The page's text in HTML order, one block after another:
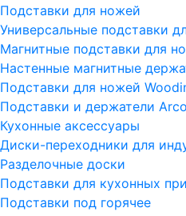
Подставки для ножей
Универсальные подставки
Магнитные подставки для
Настенные магнитные
Подставки для ножей
Подставки и держатели
Кухонные аксессуары
Диски-переходники для
Разделочные доски
Подставки для кухонных
Подставки под горячее